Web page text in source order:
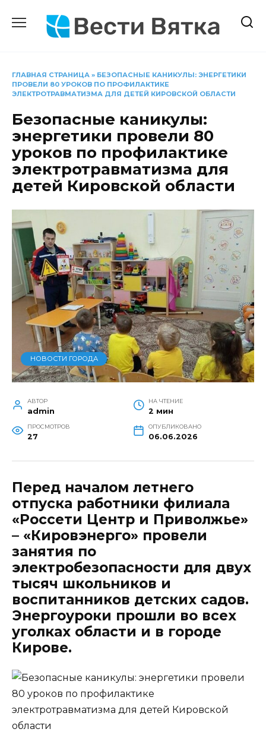
содержанию
ГЛАВНАЯ СТРАНИЦА » БЕЗОПАСНЫЕ КАНИКУЛЫ: ЭНЕРГЕТИКИ
ПРОВЕЛИ 80 УРОКОВ ПО ПРОФИЛАКТИКЕ
ЭЛЕКТРОТРАВМАТИЗМА ДЛЯ ДЕТЕЙ КИРОВСКОЙ ОБЛАСТИ
Безопасные каникулы:
энергетики провели 80
уроков по профилактике
электротравматизма для
детей Кировской области
НОВОСТИ ГОРОДА
АВТОР
admin
НА ЧТЕНИЕ
2 мин
ПРОСМОТРОВ
27
ОПУБЛИКОВАНО
06.06.2026
Перед началом летнего
отпуска работники филиала
«Россети Центр и Приволжье»
– «Кировэнерго» провели
занятия по
электробезопасности для двух
тысяч школьников и
воспитанников детских садов.
Энергоуроки прошли во всех
уголках области и в городе
Кирове.